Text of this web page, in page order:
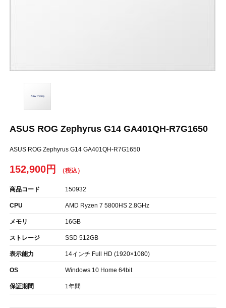
ASUS ROG Zephyrus G14 GA401QH-R7G1650
ASUS ROG Zephyrus G14 GA401QH-R7G1650
152,900円
商品コード 150932
CPU AMD Ryzen 7 5800HS 2.8GHz
メモリ 16GB
ストレージ SSD 512GB
表示能力 14インチ Full HD (1920×1080)
OS Windows 10 Home 64bit
保証期間 1年間